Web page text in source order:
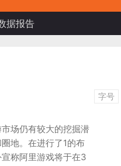
据报告
字号
场仍有较大的挖掘潜
地。在进行了1的布
称阿里游戏将于在3